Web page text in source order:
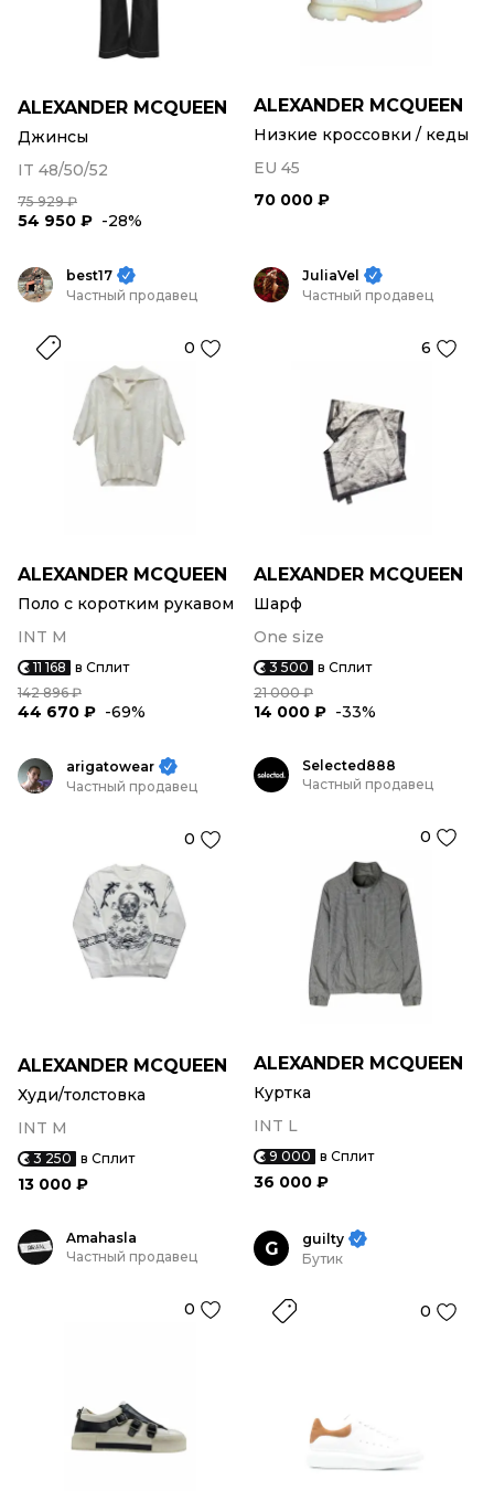
ALEXANDER MCQUEEN
Джинсы
IT 48/50/52
75 929 ₽
54 950 ₽ -28%
ALEXANDER MCQUEEN
Низкие кроссовки / кеды
EU 45
70 000 ₽
best17
Частный продавец
0
ALEXANDER MCQUEEN
Поло с коротким рукавом
INT M
11 168 в Сплит
142 896 ₽
44 670 ₽ -69%
JuliaVel
Частный продавец
6
ALEXANDER MCQUEEN
Шарф
One size
3 500 в Сплит
21 000 ₽
14 000 ₽ -33%
arigatowear
Частный продавец
0
ALEXANDER MCQUEEN
Худи/толстовка
INT M
3 250 в Сплит
13 000 ₽
Selected888
Частный продавец
0
ALEXANDER MCQUEEN
Куртка
INT L
9 000 в Сплит
36 000 ₽
Amahasla
Частный продавец
0
G
guilty
Бутик
0